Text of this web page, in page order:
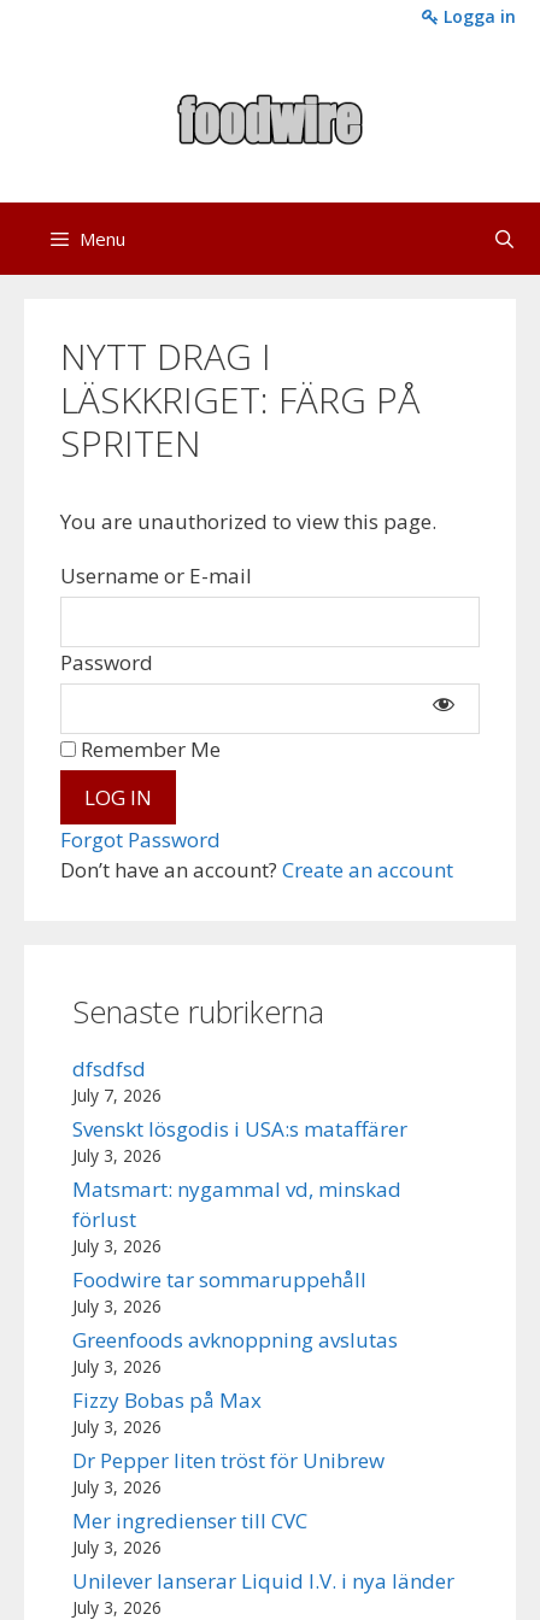
Logga in
Menu
NYTT DRAG I
LÄSKKRIGET: FÄRG PÅ
SPRITEN
You are unauthorized to view this page.
Username or E-mail
Password
Don’t have an account? Create an account
Remember Me
Forgot Password
Senaste rubrikerna
dfsdfsd
July 7, 2026
Svenskt lösgodis i USA:s mataffärer
July 3, 2026
Matsmart: nygammal vd, minskad
förlust
July 3, 2026
Foodwire tar sommaruppehåll
July 3, 2026
Greenfoods avknoppning avslutas
July 3, 2026
Fizzy Bobas på Max
July 3, 2026
Dr Pepper liten tröst för Unibrew
July 3, 2026
Mer ingredienser till CVC
July 3, 2026
Unilever lanserar Liquid I.V. i nya länder
July 3, 2026